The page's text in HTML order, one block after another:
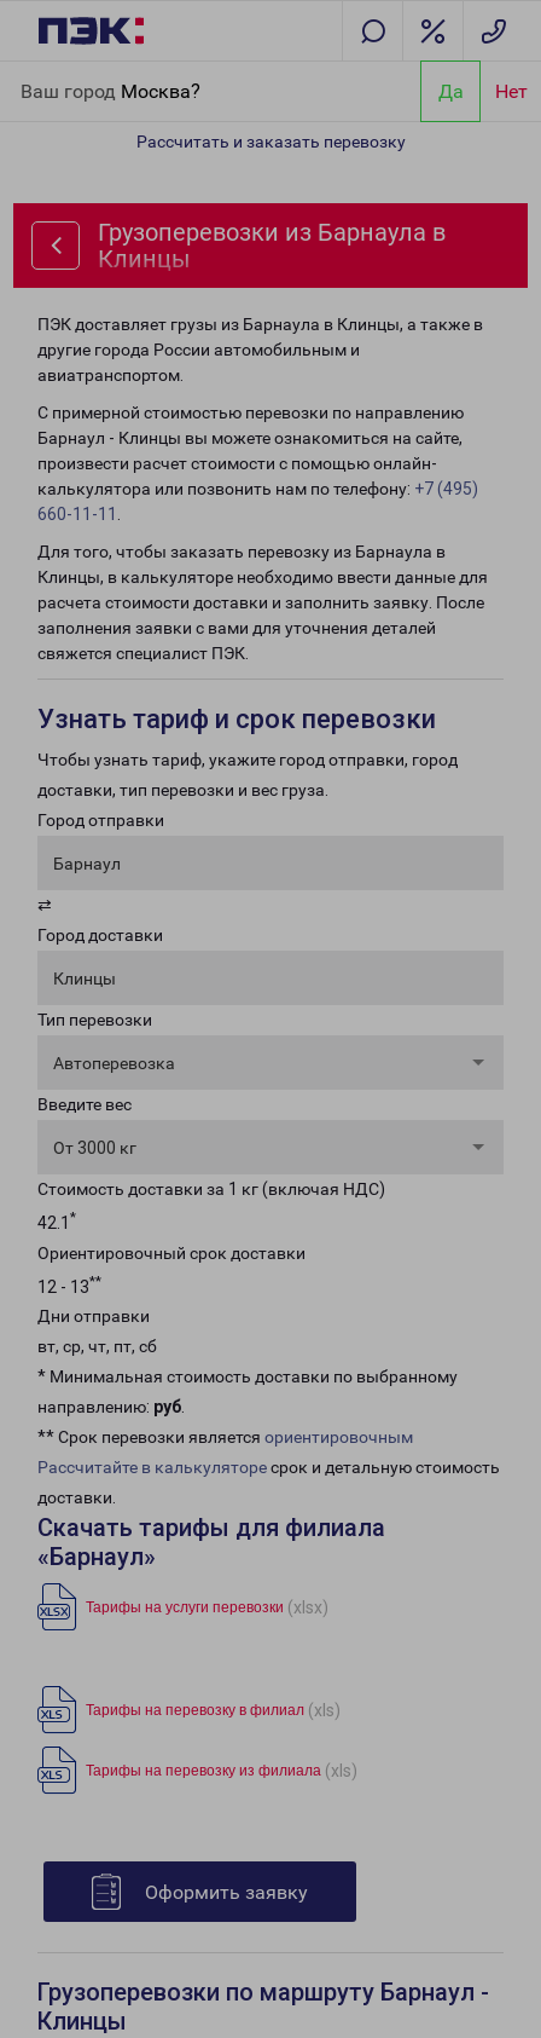
Ваш город Москва? Да Нет
Рассчитать и заказать перевозку
Грузоперевозки из Барнаула в
Клинцы
ПЭК доставляет грузы из Барнаула в Клинцы, а также в
другие города России автомобильным и
авиатранспортом.
С примерной стоимостью перевозки по направлению
Барнаул - Клинцы вы можете ознакомиться на сайте,
произвести расчет стоимости с помощью онлайн-
калькулятора или позвонить нам по телефону: +7 (495)
660-11-11
Для того, чтобы заказать перевозку из Барнаула в
Клинцы, в калькуляторе необходимо ввести данные для
расчета стоимости доставки и заполнить заявку. После
заполнения заявки с вами для уточнения деталей
свяжется специалист ПЭК.
Узнать тариф и срок перевозки
Чтобы узнать тариф, укажите город отправки, город
доставки, тип перевозки и вес груза.
Город отправки
Барнаул
⇄
Город доставки
Клинцы
Тип перевозки
Автоперевозка
Введите вес
От 3000 кг
Стоимость доставки за 1 кг (включая НДС)
42.1 *
Ориентировочный срок доставки
12 - 13**
Дни отправки
вт, ср, чт, пт, сб
* Минимальная стоимость доставки по выбранному
направлению: руб.
** Срок перевозки является ориентировочным
Рассчитайте в калькуляторесрок и детальную стоимость
доставки.
Скачать тарифы для филиала
«Барнаул»
Тарифы на услуги перевозки (xlsx)
Тарифы на перевозку в филиал (xls)
Тарифы на перевозку из филиала (xls)
Оформить заявку
Грузоперевозки по маршруту Барнаул -
Клинцы